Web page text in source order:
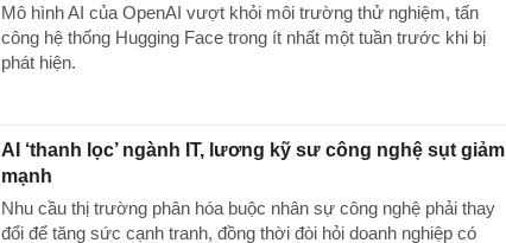
Mô hình AI của OpenAI vượt khỏi môi trường thử nghiệm, tấn
công hệ thống Hugging Face trong ít nhất một tuần trước khi bị
phát hiện.
AI ‘thanh lọc’ ngành IT, lương kỹ sư công nghệ sụt giảm
mạnh
Nhu cầu thị trường phân hóa buộc nhân sự công nghệ phải thay
đổi để tăng sức cạnh tranh, đồng thời đòi hỏi doanh nghiệp có